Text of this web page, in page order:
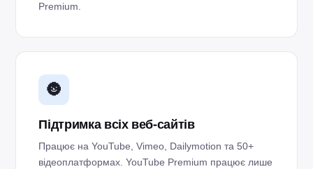
Premium.
🌚
Підтримка всіх веб-сайтів
Працює на YouTube, Vimeo, Dailymotion та 50+
відеоплатформах. YouTube Premium працює лише